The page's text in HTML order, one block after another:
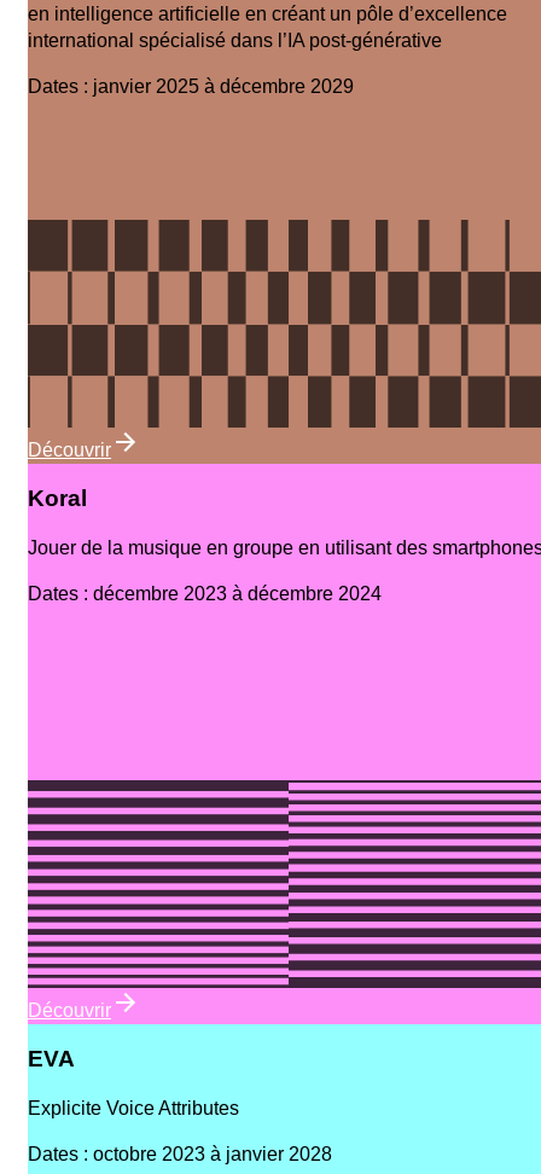
en intelligence artificielle en créant un pôle d’excellence
international spécialisé dans l’IA post-générative
Dates : janvier 2025 à décembre 2029
Découvrir
Koral
Jouer de la musique en groupe en utilisant des
Dates : décembre 2023 à décembre 2024
Découvrir
EVA
Explicite Voice Attributes
Dates : octobre 2023 à janvier 2028